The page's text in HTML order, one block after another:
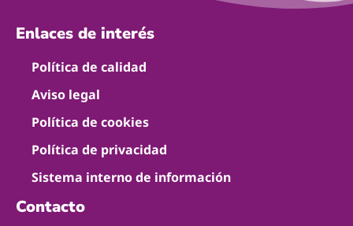
Enlaces de interés
Política de calidad
Aviso legal
Política de cookies
Política de privacidad
Sistema interno de información
Contacto